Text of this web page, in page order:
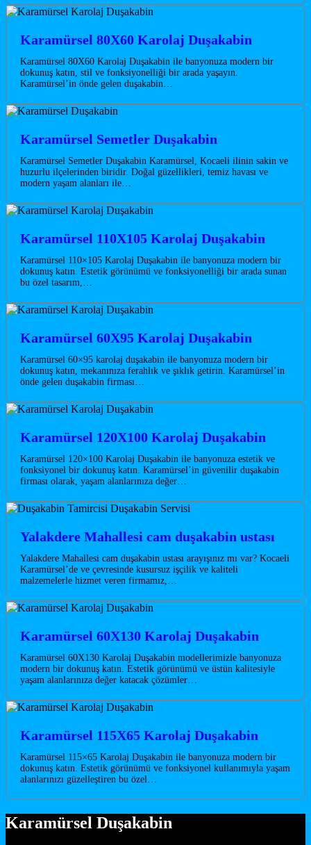
Karamürsel 80X60 Karolaj Duşakabin
Karamürsel 80X60 Karolaj Duşakabin ile banyonuza modern bir
dokunuş katın, stil ve fonksiyonelliği bir arada yaşayın.
Karamürsel’in önde gelen duşakabin…
Karamürsel Semetler Duşakabin
Karamürsel Semetler Duşakabin Karamürsel, Kocaeli ilinin sakin ve
huzurlu ilçelerinden biridir. Doğal güzellikleri, temiz havası ve
modern yaşam alanları ile…
Karamürsel 110X105 Karolaj Duşakabin
Karamürsel 110×105 Karolaj Duşakabin ile banyonuza modern bir
dokunuş katın. Estetik görünümü ve fonksiyonelliği bir arada sunan
bu özel tasarım,…
Karamürsel 60X95 Karolaj Duşakabin
Karamürsel 60×95 karolaj duşakabin ile banyonuza modern bir
dokunuş katın, mekanınıza ferahlık ve şıklık getirin. Karamürsel’in
önde gelen duşakabin firması…
Karamürsel 120X100 Karolaj Duşakabin
Karamürsel 120×100 Karolaj Duşakabin ile banyonuza estetik ve
fonksiyonel bir dokunuş katın. Karamürsel’in güvenilir duşakabin
firması olarak, yaşam alanlarınıza değer…
Yalakdere Mahallesi cam duşakabin ustası
Yalakdere Mahallesi cam duşakabin ustası arayışınız mı var? Kocaeli
Karamürsel’de ve çevresinde kusursuz işçilik ve kaliteli
malzemelerle hizmet veren firmamız,…
Karamürsel 60X130 Karolaj Duşakabin
Karamürsel 60X130 Karolaj Duşakabin modellerimizle banyonuza
modern bir dokunuş katın. Estetik görünümü ve üstün kalitesiyle
yaşam alanlarınıza değer katacak çözümler…
Karamürsel 115X65 Karolaj Duşakabin
Karamürsel 115×65 Karolaj Duşakabin ile banyonuza modern bir
dokunuş katın. Estetik görünümü ve fonksiyonel kullanımıyla yaşam
alanlarınızı güzelleştiren bu özel…
Karamürsel Duşakabin